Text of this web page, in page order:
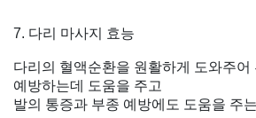
7. 다리 마사지 효능
다리의 혈액순환을 원활하게 도와주어
예방하는데 도움을 주고
발의 통증과 부종 예방에도 도움을 주